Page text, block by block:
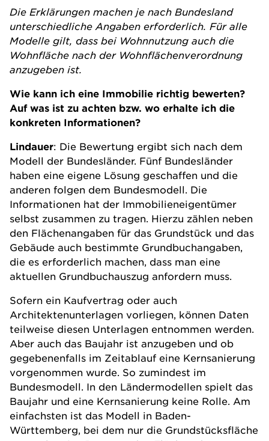
Die Erklärungen machen je nach Bundesland
unterschiedliche Angaben erforderlich. Für alle
Modelle gilt, dass bei Wohnnutzung auch die
Wohnfläche nach der Wohnflächenverordnung
anzugeben ist.
Wie kann ich eine Immobilie richtig bewerten?
Auf was ist zu achten bzw. wo erhalte ich die
konkreten Informationen?
Lindauer: Die Bewertung ergibt sich nach dem
Modell der Bundesländer. Fünf Bundesländer
haben eine eigene Lösung geschaffen und die
anderen folgen dem Bundesmodell. Die
Informationen hat der Immobilieneigentümer
selbst zusammen zu tragen. Hierzu zählen neben
den Flächenangaben für das Grundstück und das
Gebäude auch bestimmte Grundbuchangaben,
die es erforderlich machen, dass man eine
aktuellen Grundbuchauszug anfordern muss.
Sofern ein Kaufvertrag oder auch
Architektenunterlagen vorliegen, können Daten
teilweise diesen Unterlagen entnommen werden.
Aber auch das Baujahr ist anzugeben und ob
gegebenenfalls im Zeitablauf eine Kernsanierung
vorgenommen wurde. So zumindest im
Bundesmodell. In den Ländermodellen spielt das
Baujahr und eine Kernsanierung keine Rolle. Am
einfachsten ist das Modell in Baden-
Württemberg, bei dem nur die Grundstücksfläche